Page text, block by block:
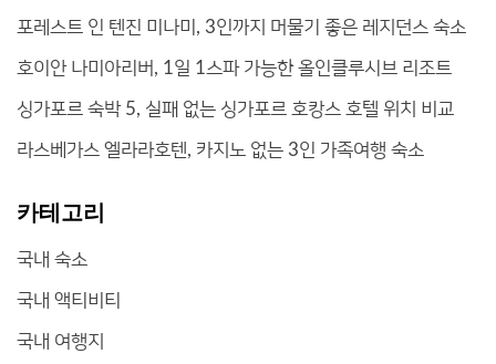
포레스트 인 텐진 미나미, 3인까지 머물기 좋은 레지던스 숙소
호이안 나미아리버, 1일 1스파 가능한 올인클루시브 리조트
싱가포르 숙박 5, 실패 없는 싱가포르 호캉스 호텔 위치 비교
라스베가스 엘라라호텐, 카지노 없는 3인 가족여행 숙소
카테고리
국내 숙소
국내 액티비티
국내 여행지